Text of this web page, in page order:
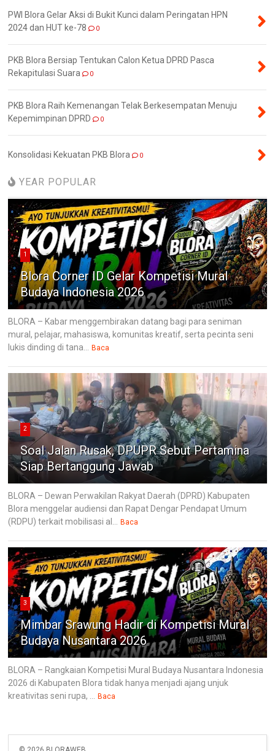
PWI Blora Gelar Aksi di Bukit Kunci dalam Peringatan HPN
2024 dan HUT ke-78
0
PKB Blora Bersiap Tentukan Calon Ketua DPRD Pasca
Rekapitulasi Suara
0
PKB Blora Raih Kemenangan Telak Berkesempatan Menuju
Kepemimpinan DPRD
0
Konsolidasi Kekuatan PKB Blora 0
YEAR POPULAR
1
Blora Corner ID Gelar Kompetisi Mural
Budaya Indonesia 2026
BLORA – Kabar menggembirakan datang bagi para seniman
mural, pelajar, mahasiswa, komunitas kreatif, serta pecinta seni
lukis dinding di tana...
Baca
2
Soal Jalan Rusak, DPUPR Sebut Pertamina
Siap Bertanggung Jawab
BLORA – Dewan Perwakilan Rakyat Daerah (DPRD) Kabupaten
Blora menggelar audiensi dan Rapat Dengar Pendapat Umum
(RDPU) terkait mobilisasi al...
Baca
3
Mimbar Srawung Hadir di Kompetisi Mural
Budaya Nusantara 2026
BLORA – Rangkaian Kompetisi Mural Budaya Nusantara Indonesia
2026 di Kabupaten Blora tidak hanya menjadi ajang unjuk
kreativitas seni rupa, ...
Baca